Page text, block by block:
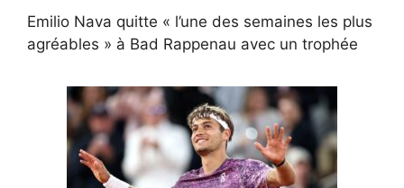
Emilio Nava quitte « l’une des semaines les plus
agréables » à Bad Rappenau avec un trophée